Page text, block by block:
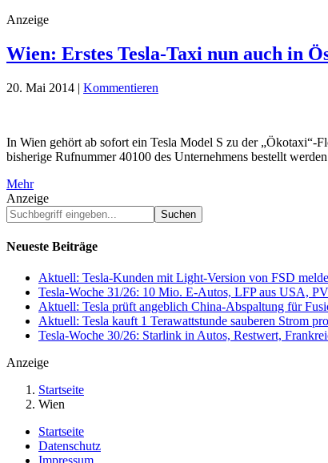
Anzeige
Wien: Erstes Tesla-Taxi nun auch in
20. Mai 2014 | Kommentieren
In Wien gehört ab sofort ein Tesla Model S zu der „Ökotaxi“-
bisherige Rufnummer 40100 des Unternehmens bestellt
Mehr
Anzeige
Suchbegriff
eingeben...
Neueste Beiträge
Aktuell: Tesla-Kunden mit Light-Version von FSD
Tesla-Woche 31/26: 10 Mio. E-Autos, LFP aus USA,
Aktuell: Tesla prüft angeblich China-Abspaltung für
Aktuell: Tesla kauft 1 Terawattstunde sauberen Strom
Tesla-Woche 30/26: Starlink in Autos, Restwert,
Anzeige
Startseite
Wien
Startseite
Datenschutz